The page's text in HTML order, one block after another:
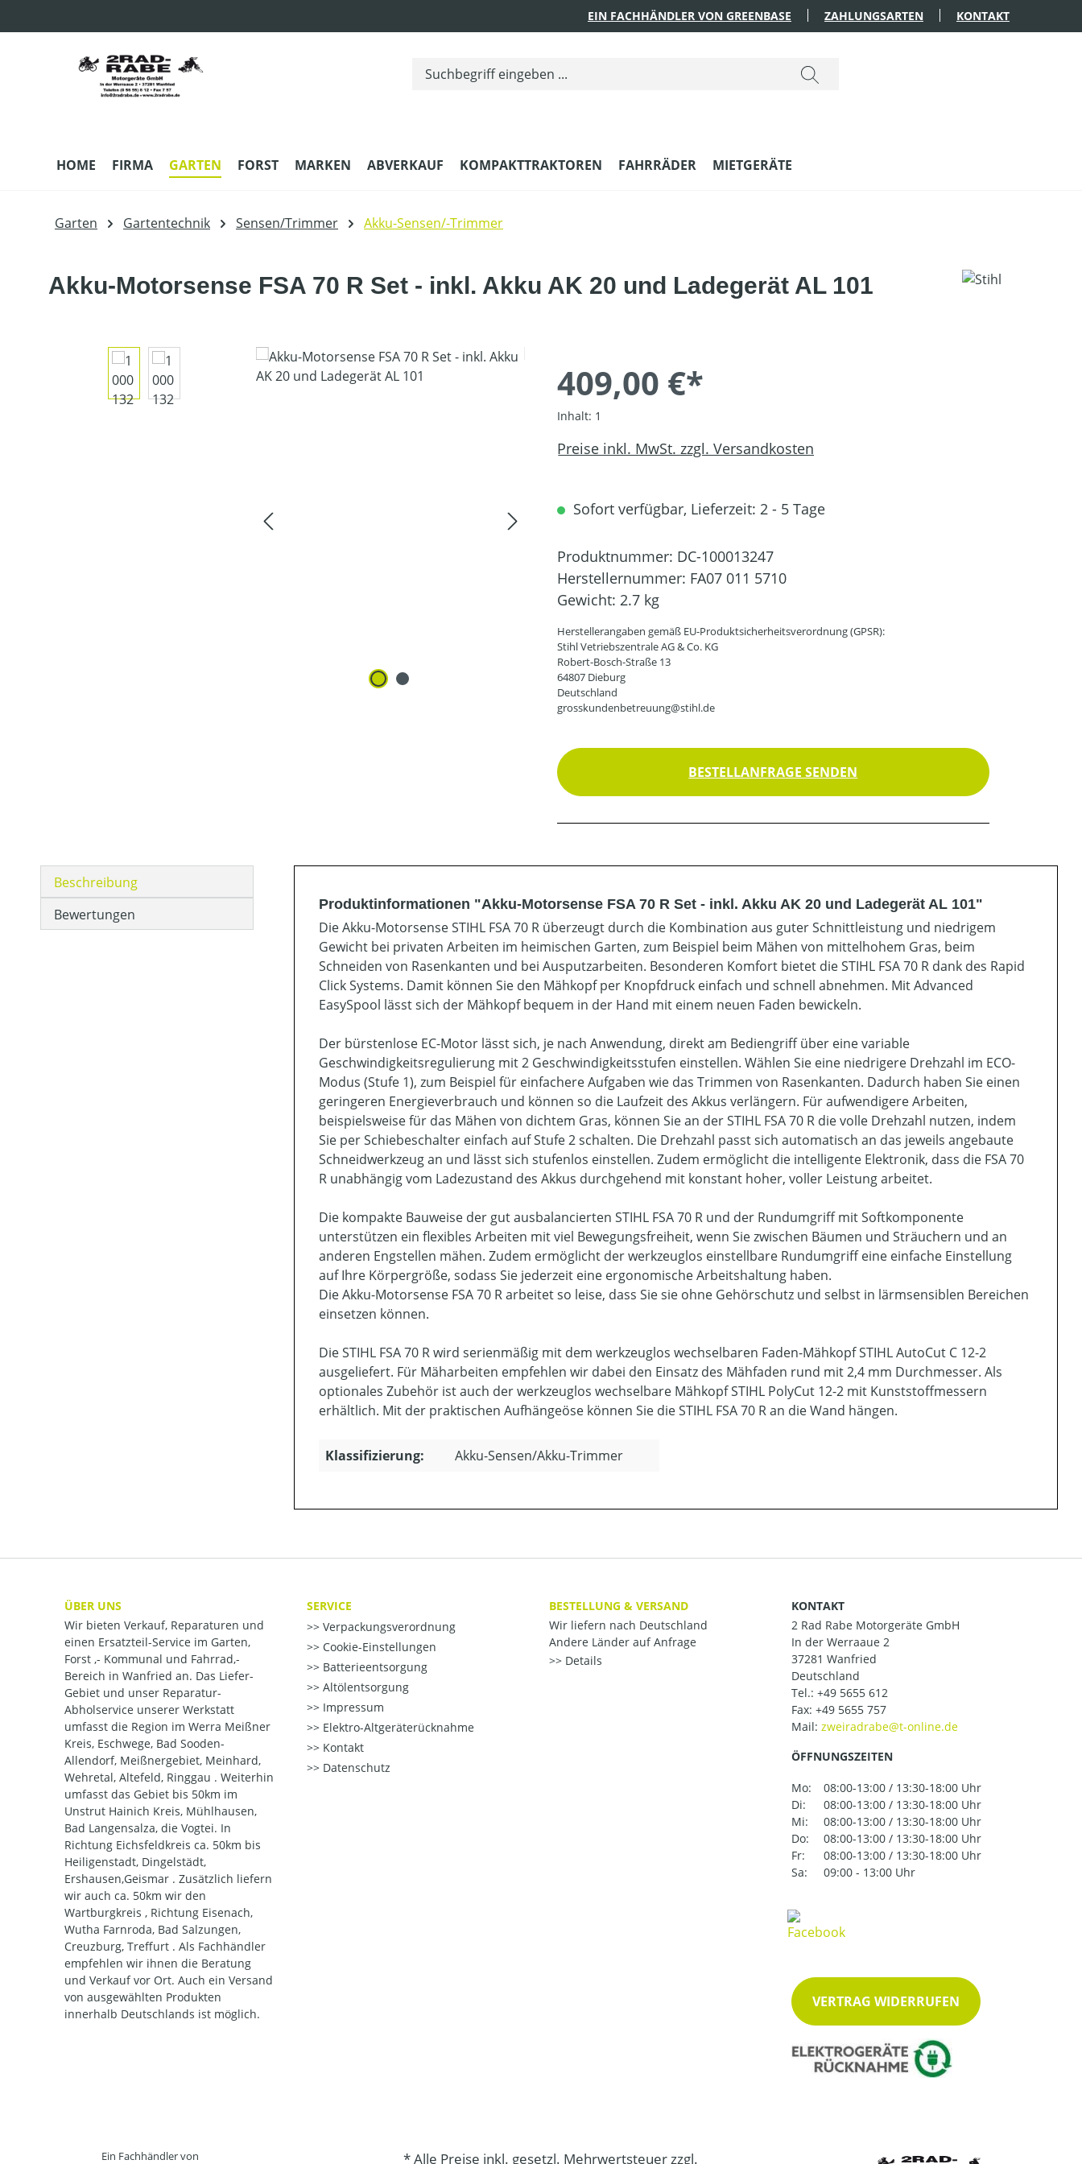
EIN FACHHÄNDLER VON GREENBASE ZAHLUNGSARTEN KONTAKT
HOME FIRMA GARTEN FORST MARKEN ABVERKAUF KOMPAKTTRAKTOREN FAHRRÄDER MIETGERÄTE
Garten Gartentechnik Sensen/Trimmer Akku-Sensen/-Trimmer
Akku-Motorsense FSA 70 R Set - inkl. Akku AK 20 und Ladegerät AL 101
Bildergalerie überspringen
409,00 €*
Inhalt: 1
Preise inkl. MwSt. zzgl. Versandkosten
Sofort verfügbar, Lieferzeit: 2 - 5 Tage
Produktnummer: DC-100013247
Herstellernummer: FA07 011 5710
Gewicht: 2.7 kg
Herstellerangaben gemäß EU-Produktsicherheitsverordnung (GPSR):
Stihl Vetriebszentrale AG & Co. KG
Robert-Bosch-Straße 13
64807 Dieburg
Deutschland
grosskundenbetreuung@stihl.de
BESTELLANFRAGE SENDEN
Beschreibung
Bewertungen
Produktinformationen "Akku-Motorsense FSA 70 R Set - inkl. Akku AK 20 und Ladegerät AL 101"
Die Akku-Motorsense STIHL FSA 70 R überzeugt durch die Kombination aus guter Schnittleistung und niedrigem
Gewicht bei privaten Arbeiten im heimischen Garten, zum Beispiel beim Mähen von mittelhohem Gras, beim
Schneiden von Rasenkanten und bei Ausputzarbeiten. Besonderen Komfort bietet die STIHL FSA 70 R dank des Rapid
Click Systems. Damit können Sie den Mähkopf per Knopfdruck einfach und schnell abnehmen. Mit Advanced
EasySpool lässt sich der Mähkopf bequem in der Hand mit einem neuen Faden bewickeln.
Der bürstenlose EC-Motor lässt sich, je nach Anwendung, direkt am Bediengriff über eine variable
Geschwindigkeitsregulierung mit 2 Geschwindigkeitsstufen einstellen. Wählen Sie eine niedrigere Drehzahl im ECO-
Modus (Stufe 1), zum Beispiel für einfachere Aufgaben wie das Trimmen von Rasenkanten. Dadurch haben Sie einen
geringeren Energieverbrauch und können so die Laufzeit des Akkus verlängern. Für aufwendigere Arbeiten,
beispielsweise für das Mähen von dichtem Gras, können Sie an der STIHL FSA 70 R die volle Drehzahl nutzen, indem
Sie per Schiebeschalter einfach auf Stufe 2 schalten. Die Drehzahl passt sich automatisch an das jeweils angebaute
Schneidwerkzeug an und lässt sich stufenlos einstellen. Zudem ermöglicht die intelligente Elektronik, dass die FSA 70
R unabhängig vom Ladezustand des Akkus durchgehend mit konstant hoher, voller Leistung arbeitet.
Die kompakte Bauweise der gut ausbalancierten STIHL FSA 70 R und der Rundumgriff mit Softkomponente
unterstützen ein flexibles Arbeiten mit viel Bewegungsfreiheit, wenn Sie zwischen Bäumen und Sträuchern und an
anderen Engstellen mähen. Zudem ermöglicht der werkzeuglos einstellbare Rundumgriff eine einfache Einstellung
auf Ihre Körpergröße, sodass Sie jederzeit eine ergonomische Arbeitshaltung haben.
Die Akku-Motorsense FSA 70 R arbeitet so leise, dass Sie sie ohne Gehörschutz und selbst in lärmsensiblen Bereichen
einsetzen können.
Die STIHL FSA 70 R wird serienmäßig mit dem werkzeuglos wechselbaren Faden-Mähkopf STIHL AutoCut C 12-2
ausgeliefert. Für Mäharbeiten empfehlen wir dabei den Einsatz des Mähfaden rund mit 2,4 mm Durchmesser. Als
optionales Zubehör ist auch der werkzeuglos wechselbare Mähkopf STIHL PolyCut 12-2 mit Kunststoffmessern
erhältlich. Mit der praktischen Aufhängeöse können Sie die STIHL FSA 70 R an die Wand hängen.
Klassifizierung: Akku-Sensen/Akku-Trimmer
ÜBER UNS
Wir bieten Verkauf, Reparaturen und
einen Ersatzteil-Service im Garten,
Forst ,- Kommunal und Fahrrad,-
Bereich in Wanfried an. Das Liefer-
Gebiet und unser Reparatur-
Abholservice unserer Werkstatt
umfasst die Region im Werra Meißner
Kreis, Eschwege, Bad Sooden-
Allendorf, Meißnergebiet, Meinhard,
Wehretal, Altefeld, Ringgau . Weiterhin
umfasst das Gebiet bis 50km im
Unstrut Hainich Kreis, Mühlhausen,
Bad Langensalza, die Vogtei. In
Richtung Eichsfeldkreis ca. 50km bis
Heiligenstadt, Dingelstädt,
Ershausen,Geismar . Zusätzlich liefern
wir auch ca. 50km wir den
Wartburgkreis , Richtung Eisenach,
Wutha Farnroda, Bad Salzungen,
Creuzburg, Treffurt . Als Fachhändler
empfehlen wir ihnen die Beratung
und Verkauf vor Ort. Auch ein Versand
von ausgewählten Produkten
innerhalb Deutschlands ist möglich.
SERVICE
Verpackungsverordnung
Cookie-Einstellungen
Batterieentsorgung
Altölentsorgung
Impressum
Elektro-Altgeräterücknahme
Kontakt
Datenschutz
BESTELLUNG & VERSAND
Wir liefern nach Deutschland
Andere Länder auf Anfrage
Details
KONTAKT
2 Rad Rabe Motorgeräte GmbH
In der Werraaue 2
37281 Wanfried
Deutschland
Tel.: +49 5655 612
Fax: +49 5655 757
Mail:
ÖFFNUNGSZEITEN
Mo:
08:00-13:00 / 13:30-18:00 Uhr
Di:
08:00-13:00 / 13:30-18:00 Uhr
Mi:
08:00-13:00 / 13:30-18:00 Uhr
Do:
08:00-13:00 / 13:30-18:00 Uhr
Fr:
08:00-13:00 / 13:30-18:00 Uhr
Sa:
09:00 - 13:00 Uhr
VERTRAG WIDERRUFEN
Ein Fachhändler von * Alle Preise inkl. gesetzl. Mehrwertsteuer zzgl.